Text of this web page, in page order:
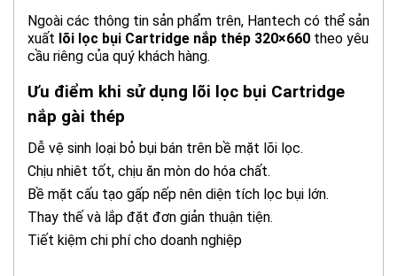
Ngoài các thông tin sản phẩm trên, Hantech có thể sản
xuất lõi lọc bụi Cartridge nắp thép 320×660 theo yêu
cầu riêng của quý khách hàng.
Ưu điểm khi sử dụng lõi lọc bụi Cartridge
nắp gài thép
Dễ vệ sinh loại bỏ bụi bán trên bề mặt lõi lọc.
Chịu nhiêt tốt, chịu ăn mòn do hóa chất.
Bề mặt cấu tạo gấp nếp nên diện tích lọc bụi lớn.
Thay thế và lắp đặt đơn giản thuận tiện.
Tiết kiệm chi phí cho doanh nghiệp